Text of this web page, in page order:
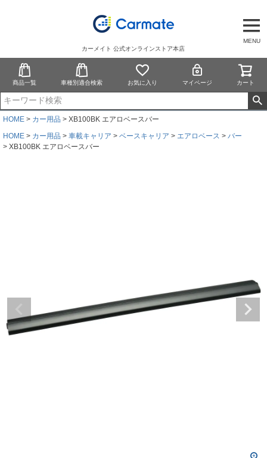
MENU
カーメイト 公式オンラインストア本店
商品一覧 車種別適合検索 お気に入り マイページ カート
HOME カー用品
XB100BK エアロベースバー
HOME
カー用品 車載キャリア ベースキャリア エアロベース
バー
XB100BK エアロベースバー